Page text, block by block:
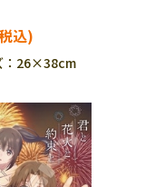
：26×38cm